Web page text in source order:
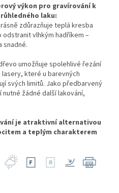
výkon pro gravírování k
laku:
zdůrazňuje teplá kresba
odstranit vlhkým hadříkem –
snadné.
umožňuje spolehlivé řezání
které u barevných
svých limitů. Jako předbarvený
žádné další lakování,
je atraktivní alternativou
a teplým charakterem